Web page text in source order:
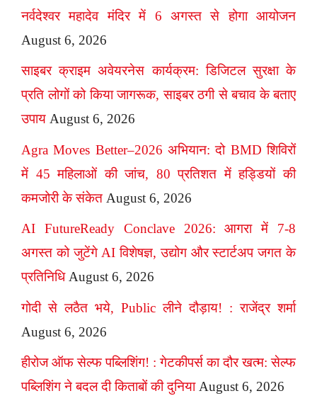
नर्वदेश्वर महादेव मंदिर में 6 अगस्त से होगा आयोजन
August 6, 2026
साइबर क्राइम अवेयरनेस कार्यक्रम: डिजिटल सुरक्षा के
प्रति लोगों को किया जागरूक, साइबर ठगी से बचाव के बताए
उपाय August 6, 2026
Agra Moves Better–2026 अभियान: दो BMD शिविरों
में 45 महिलाओं की जांच, 80 प्रतिशत में हड्डियों की
कमजोरी के संकेत August 6, 2026
AI FutureReady Conclave 2026: आगरा में 7-8
अगस्त को जुटेंगे AI विशेषज्ञ, उद्योग और स्टार्टअप जगत के
प्रतिनिधि August 6, 2026
गोदी से लठैत भये, Public लीने दौड़ाय! : राजेंद्र शर्मा
August 6, 2026
हीरोज ऑफ सेल्फ पब्लिशिंग! : गेटकीपर्स का दौर खत्म: सेल्फ
पब्लिशिंग ने बदल दी किताबों की दुनिया August 6, 2026